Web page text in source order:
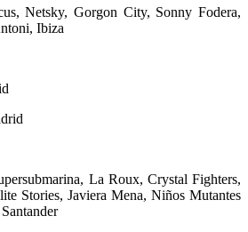
Netsky, Gorgon City, Sonny Fodera,
Ibiza
La Roux, Crystal Fighters,
Stories, Javiera Mena, Niños Mutantes